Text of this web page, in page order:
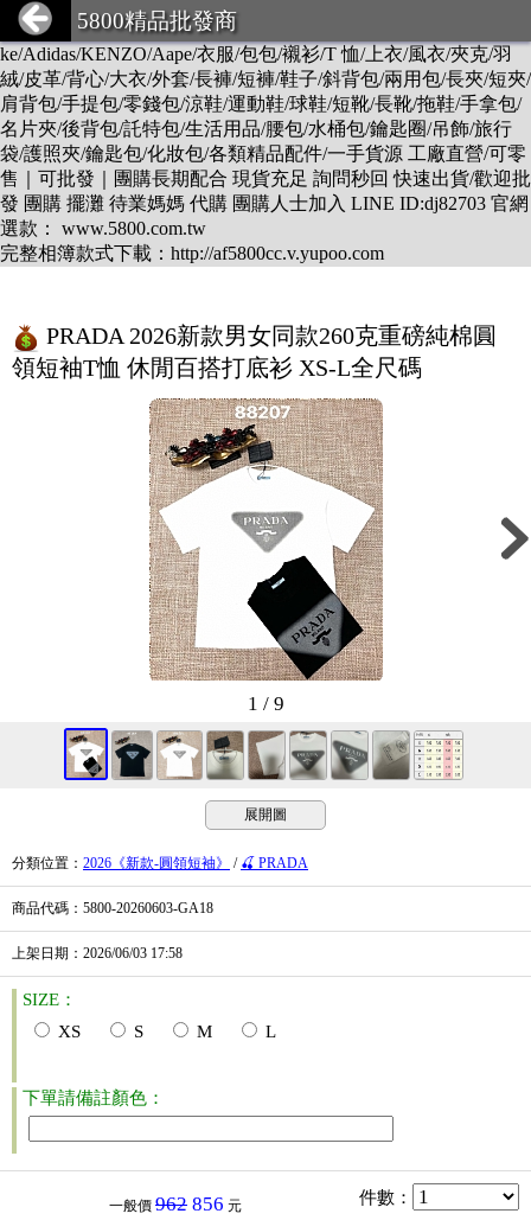
DESCENTE/LV/BURBERRY/GUCCI/PRADA/CHANEL/BALEN
CIAGA/DIOR/Hermes/FENDI/MONCLER/Armani/Supreme/CK/Ni
ke/Adidas/KENZO/Aape/衣服/包包/襯衫/T 恤/上衣/風衣/夾克/羽
絨/皮革/背心/大衣/外套/長褲/短褲/鞋子/斜背包/兩用包/長夾/短夾/
肩背包/手提包/零錢包/涼鞋/運動鞋/球鞋/短靴/長靴/拖鞋/手拿包/
名片夾/後背包/託特包/生活用品/腰包/水桶包/鑰匙圈/吊飾/旅行
袋/護照夾/鑰匙包/化妝包/各類精品配件/一手貨源 工廠直營/可零
售｜可批發｜團購長期配合 現貨充足 詢問秒回 快速出貨/歡迎批
發 團購 擺灘 待業媽媽 代購 團購人士加入 LINE ID:dj82703 官網
選款： www.5800.com.tw
完整相簿款式下載：http://af5800cc.v.yupoo.com
5800精品批發商
PRADA 2026新款男女同款260克重磅純棉圓
領短袖T恤 休閒百搭打底衫 XS-L全尺碼
1 / 9
展開圖
分類位置 ： 2026《新款-圓領短袖》 / 🍒 PRADA
商品代碼 ：5800-20260603-GA18
上架日期 ：2026/06/03 17:58
SIZE：
XS
S M L
下單請備註顏色：
一般價 962 856 元 件數 ：